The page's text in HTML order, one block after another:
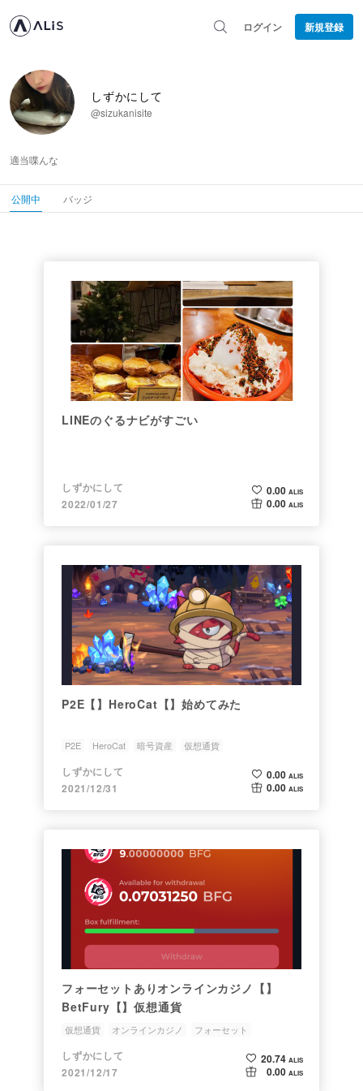
ログイン 新規登録
しずかにして
@sizukanisite
適当喋んな
公開中 バッジ
LINEのぐるナビがすごい
しずかにして
2022/01/27
0.00 ALIS
0.00 ALIS
P2E【】HeroCat【】始めてみた
P2E HeroCat 暗号資産 仮想通貨
しずかにして
2021/12/31
0.00 ALIS
0.00 ALIS
フォーセットありオンラインカジノ【】
BetFury【】仮想通貨
仮想通貨 オンラインカジノ
フォーセット
ステーキング
しずかにして
2021/12/17
20.74 ALIS
0.00 ALIS